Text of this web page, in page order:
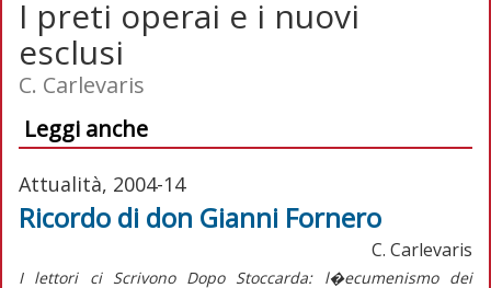
I preti operai e i nuovi
esclusi
C. Carlevaris
Leggi anche
Attualità, 2004-14
Ricordo di don Gianni Fornero
C. Carlevaris
I lettori ci Scrivono Dopo Stoccarda: l�ecumenismo dei